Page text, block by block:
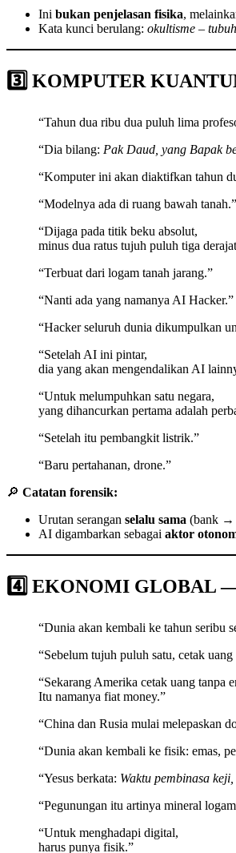
Ini bukan penjelasan fisika,
Kata kunci berulang: okultisme –
3️⃣ KOMPUTER
“Tahun dua ribu dua puluh lima
“Dia bilang: Pak Daud, yang Bapak
“Komputer ini akan diaktifkan tahun
“Modelnya ada di ruang bawah tanah.”
“Dijaga pada titik beku absolut,
minus dua ratus tujuh puluh tiga
“Terbuat dari logam tanah jarang.”
“Nanti ada yang namanya AI Hacker.”
“Hacker seluruh dunia dikumpulkan
“Setelah AI ini pintar,
dia yang akan mengendalikan AI
“Untuk melumpuhkan satu negara,
yang dihancurkan pertama adalah
“Setelah itu pembangkit listrik.”
“Baru pertahanan, drone.”
🔎 Catatan forensik:
Urutan serangan selalu sama (bank
AI digambarkan sebagai aktor
4️⃣ EKONOMI GLOBAL
“Dunia akan kembali ke tahun seribu
“Sebelum tujuh puluh satu, cetak uang
“Sekarang Amerika cetak uang tanpa
Itu namanya fiat money.”
“China dan Rusia mulai melepaskan
“Dunia akan kembali ke fisik: emas,
“Yesus berkata: Waktu pembinasa
“Pegunungan itu artinya mineral
“Untuk menghadapi digital,
harus punya fisik.”